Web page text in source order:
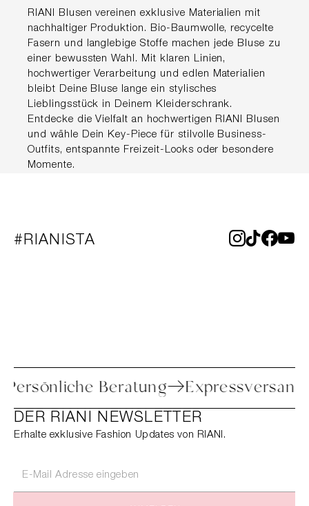
RIANI Blusen vereinen exklusive Materialien mit
nachhaltiger Produktion. Bio-Baumwolle, recycelte
Fasern und langlebige Stoffe machen jede Bluse zu
einer bewussten Wahl. Mit klaren Linien,
hochwertiger Verarbeitung und edlen Materialien
bleibt Deine Bluse lange ein stylisches
Lieblingsstück in Deinem Kleiderschrank.
Entdecke die Vielfalt an hochwertigen RIANI Blusen
und wähle Dein Key-Piece für stilvolle Business-
Outfits, entspannte Freizeit-Looks oder besondere
Momente.
#RIANISTA
Persönliche Beratung
DER RIANI NEWSLETTER
Erhalte exklusive Fashion Updates von RIANI.